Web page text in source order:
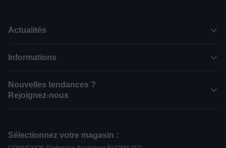
Actualités
Informations
Nouvelles tendances ?
Rejoignez-nous
Sélectionnez votre magasin :